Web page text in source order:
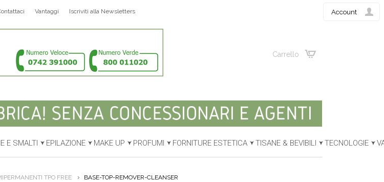
Carrello
Account
Vantaggi Iscriviti alla Newsletters
E SMALTI EPILAZIONE MAKE UP PROFUMI FORNITURE ESTETICA TISANE & BEVIBILI TECNOLOGIE
TPO FREE BASE-TOP-REMOVER-CLEANSER